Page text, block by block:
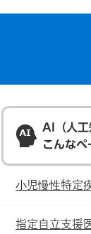
AI（人工
こんなペ
小児慢性特定
指定自立支援